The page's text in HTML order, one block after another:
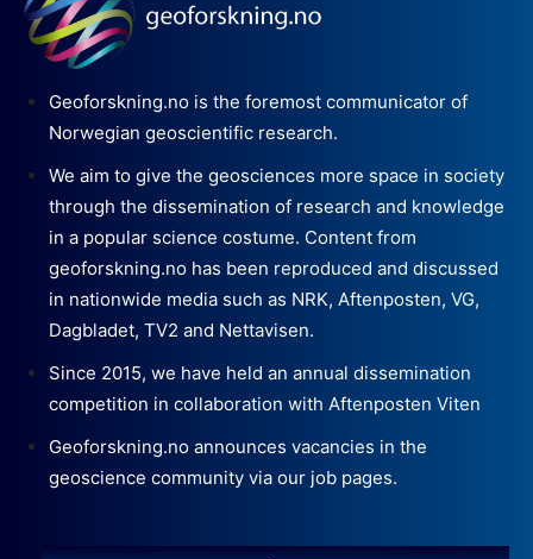
Geoforskning.no is the foremost communicator of
Norwegian geoscientific research.
We aim to give the geosciences more space in society
through the dissemination of research and knowledge
in a popular science costume. Content from
geoforskning.no has been reproduced and discussed
in nationwide media such as NRK, Aftenposten, VG,
Dagbladet, TV2 and Nettavisen.
Since 2015, we have held an annual dissemination
competition in collaboration with Aftenposten Viten
Geoforskning.no announces vacancies in the
geoscience community via our job pages.